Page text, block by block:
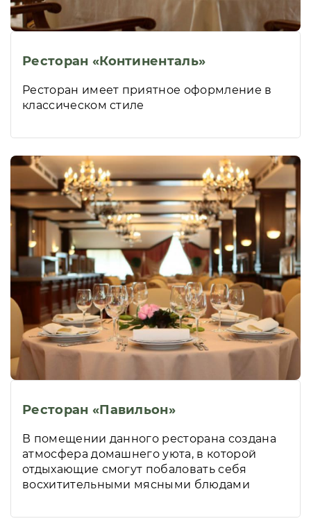
Ресторан «Континенталь»
Ресторан имеет приятное оформление в
классическом стиле
Ресторан «Павильон»
В помещении данного ресторана создана
атмосфера домашнего уюта, в которой
отдыхающие смогут побаловать себя
восхитительными мясными блюдами